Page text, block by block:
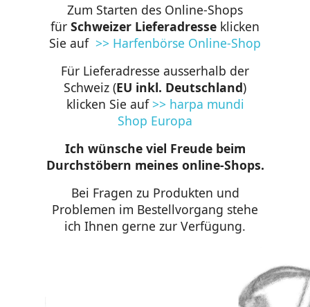
Zum Starten des Online-Shops
für Schweizer Lieferadresse klicken
Sie auf >> Harfenbörse Online-Shop
Für Lieferadresse ausserhalb der
Schweiz (EU inkl. Deutschland)
klicken Sie auf>> harpa mundi
Shop Europa
Ich wünsche viel Freude beim
Durchstöbern meines online-Shops.
Bei Fragen zu Produkten und
Problemen im Bestellvorgang stehe
ich Ihnen gerne zur Verfügung.